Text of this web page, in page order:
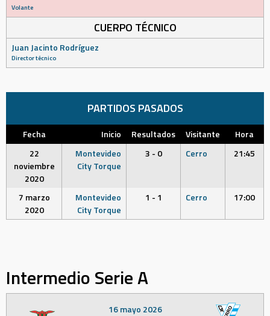
Volante
CUERPO TÉCNICO
Juan Jacinto Rodríguez
Director técnico
PARTIDOS PASADOS
Fecha Inicio Resultados Visitante
Hora
22
noviembre
2020
Montevideo
City Torque
3 - 0 Cerro 21:45
7 marzo
2020
Montevideo
City Torque
1 - 1 Cerro 17:00
Intermedio Serie A
16 mayo 2026